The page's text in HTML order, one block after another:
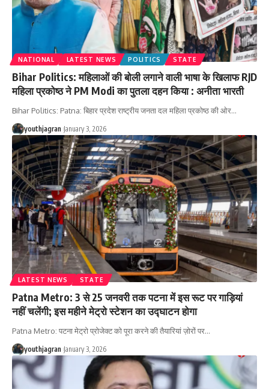
NATIONAL LATEST NEWS POLITICS STATE
Bihar Politics: महिलाओं की बोली लगाने वाली भाषा के खिलाफ RJD
महिला प्रकोष्ठ ने PM Modi का पुतला दहन किया : अनीता भारती
Bihar Politics: Patna: बिहार प्रदेश राष्ट्रीय जनता दल महिला प्रकोष्ठ की ओर…
youthjagran January 3, 2026
LATEST NEWS STATE
Patna Metro: 3 से 25 जनवरी तक पटना में इस रूट पर गाड़ियां
नहीं चलेंगी; इस महीने मेट्रो स्टेशन का उद्घाटन होगा
Patna Metro: पटना मेट्रो प्रोजेक्ट को पूरा करने की तैयारियां ज़ोरों पर…
youthjagran January 3, 2026